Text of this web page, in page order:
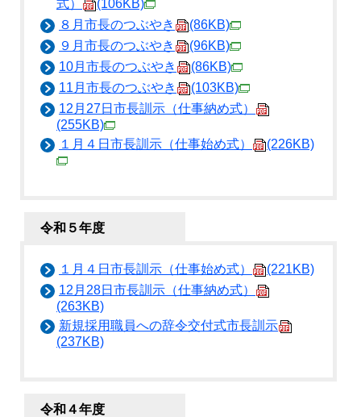
式）
(106KB)
８月市長のつぶやき
(86KB)
９月市長のつぶやき
(96KB)
10月市長のつぶやき
(86KB)
11月市長のつぶやき
(103KB)
12月27日市長訓示（仕事納め式）
(255KB)
１月４日市長訓示（仕事始め式）
(226KB)
令和５年度
１月４日市長訓示（仕事始め式）
(221KB)
12月28日市長訓示（仕事納め式）
(263KB)
新規採用職員への辞令交付式市長訓示
(237KB)
令和４年度